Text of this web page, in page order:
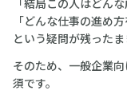
「結局この人はどん
「どんな仕事の進め
という疑問が残ったま
そのため、一般企業
須です。